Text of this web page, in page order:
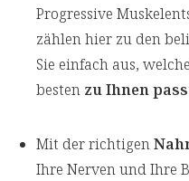
Progressive
zählen hier zu den
Sie einfach aus,
besten zu Ihnen
Mit der richtigen
Ihre Nerven und Ihre